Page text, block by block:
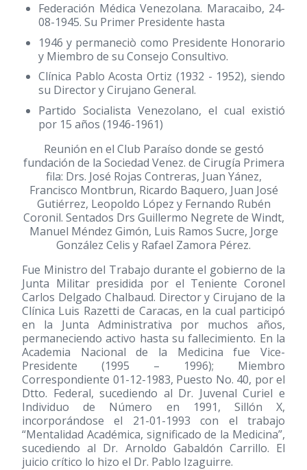
Federación Médica Venezolana. Maracaibo, 24-
08-1945. Su Primer Presidente hasta
1946 y permaneciò como Presidente Honorario
y Miembro de su Consejo Consultivo.
Clínica Pablo Acosta Ortiz (1932 - 1952), siendo
su Director y Cirujano General.
Partido Socialista Venezolano, el cual existió
por 15 años (1946-1961)
Reunión en el Club Paraíso donde se gestó
fundación de la Sociedad Venez. de Cirugía Primera
fila: Drs. José Rojas Contreras, Juan Yánez,
Francisco Montbrun, Ricardo Baquero, Juan José
Gutiérrez, Leopoldo López y Fernando Rubén
Coronil. Sentados Drs Guillermo Negrete de Windt,
Manuel Méndez Gimón, Luis Ramos Sucre, Jorge
González Celis y Rafael Zamora Pérez.
Fue Ministro del Trabajo durante el gobierno de la
Junta Militar presidida por el Teniente Coronel
Carlos Delgado Chalbaud. Director y Cirujano de la
Clínica Luis Razetti de Caracas, en la cual participó
en la Junta Administrativa por muchos años,
permaneciendo activo hasta su fallecimiento. En la
Academia Nacional de la Medicina fue Vice-
Presidente (1995 – 1996); Miembro
Correspondiente 01-12-1983, Puesto No. 40, por el
Dtto. Federal, sucediendo al Dr. Juvenal Curiel e
Individuo de Número en 1991, Sillón X,
incorporándose el 21-01-1993 con el trabajo
“Mentalidad Académica, significado de la Medicina”,
sucediendo al Dr. Arnoldo Gabaldón Carrillo. El
juicio crítico lo hizo el Dr. Pablo Izaguirre.